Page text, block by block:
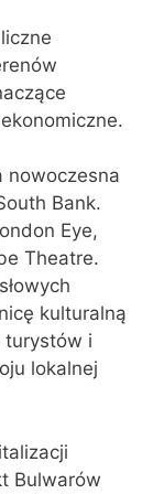
nowoczesna
Bank.
Eye,
Theatre.
kulturalną
turystów i
lokalnej
Bulwarów